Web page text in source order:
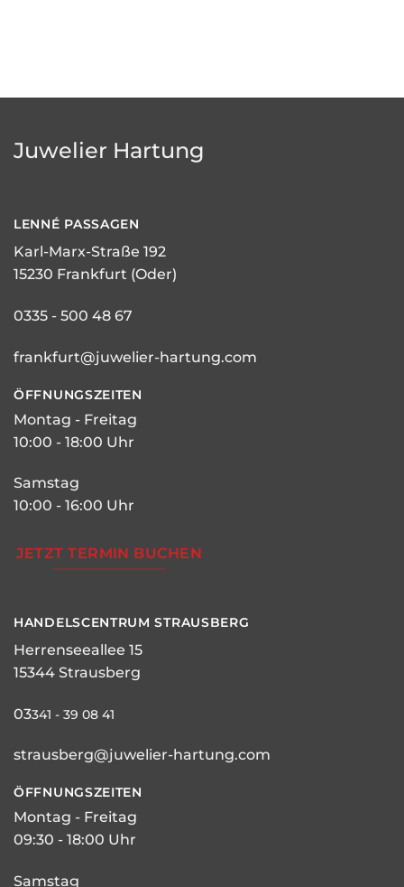
Juwelier Hartung
LENNÉ PASSAGEN
Karl-Marx-Straße 192
15230 Frankfurt (Oder)
0335 - 500 48 67
frankfurt@juwelier-hartung.com
ÖFFNUNGSZEITEN
Montag - Freitag
10:00 - 18:00 Uhr
Samstag
10:00 - 16:00 Uhr
JETZT TERMIN BUCHEN
HANDELSCENTRUM STRAUSBERG
Herrenseeallee 15
15344 Strausberg
03341 - 39 08 41
strausberg@juwelier-hartung.com
ÖFFNUNGSZEITEN
Montag - Freitag
09:30 - 18:00 Uhr
Samstag